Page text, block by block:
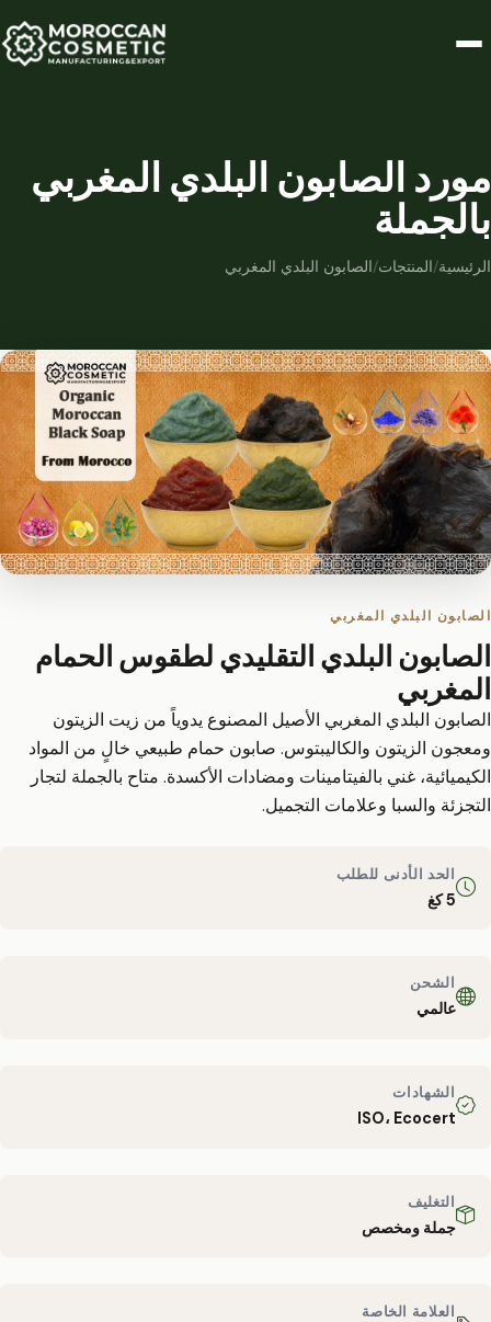
مورد الصابون البلدي المغربي
بالجملة
الرئيسية/المنتجات/الصابون البلدي المغربي
الصابون البلدي المغربي
الصابون البلدي التقليدي لطقوس الحمام
المغربي
الصابون البلدي المغربي الأصيل المصنوع يدوياً من زيت الزيتون
ومعجون الزيتون والكاليبتوس. صابون حمام طبيعي خالٍ من المواد
الكيميائية، غني بالفيتامينات ومضادات الأكسدة. متاح بالجملة لتجار
التجزئة والسبا وعلامات التجميل.
الحد الأدنى للطلب
5 كغ
الشحن
عالمي
الشهادات
ISO، Ecocert
التغليف
جملة ومخصص
العلامة الخاصة